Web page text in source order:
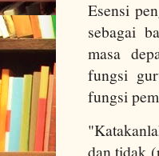
Esensi
sebagai
masa
fungsi
fungsi